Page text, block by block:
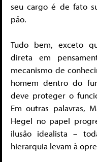
seu cargo é de fato
pão.
Tudo bem, exceto
direta em
mecanismo de
homem dentro do
deve proteger o
Em outras palavras,
Hegel no papel
ilusão idealista –
hierarquia levam à